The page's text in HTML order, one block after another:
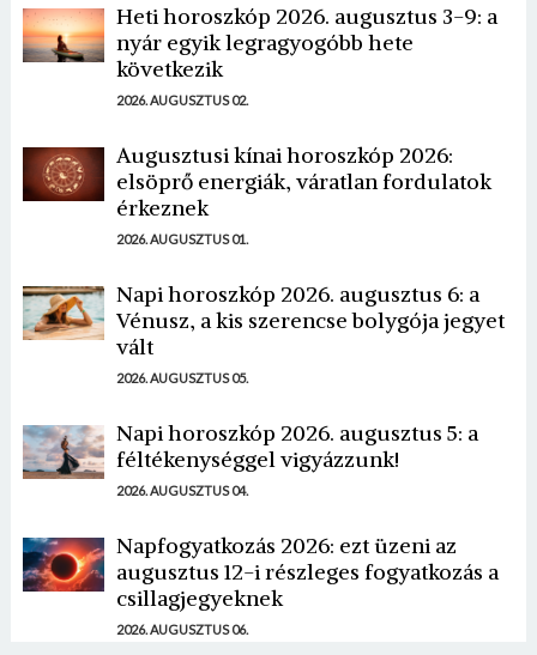
Heti horoszkóp 2026. augusztus 3-9: a
nyár egyik legragyogóbb hete
következik
2026. AUGUSZTUS 02.
Augusztusi kínai horoszkóp 2026:
elsöprő energiák, váratlan fordulatok
érkeznek
2026. AUGUSZTUS 01.
Napi horoszkóp 2026. augusztus 6: a
Vénusz, a kis szerencse bolygója jegyet
vált
2026. AUGUSZTUS 05.
Napi horoszkóp 2026. augusztus 5: a
féltékenységgel vigyázzunk!
2026. AUGUSZTUS 04.
Napfogyatkozás 2026: ezt üzeni az
augusztus 12-i részleges fogyatkozás a
csillagjegyeknek
2026. AUGUSZTUS 06.